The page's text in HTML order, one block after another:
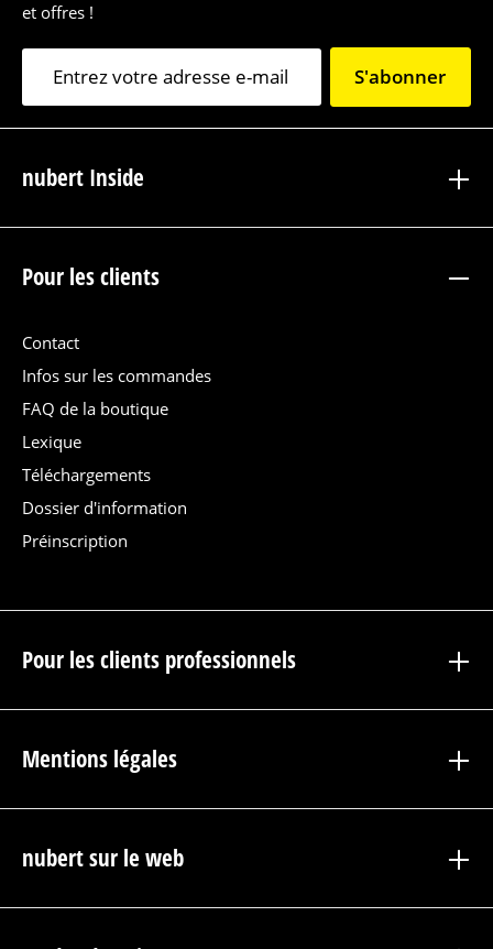
et offres !
S'abonner
nubert Inside
Pour les clients
Contact
Infos sur les commandes
FAQ de la boutique
Lexique
Téléchargements
Dossier d'information
Préinscription
Pour les clients professionnels
Mentions légales
nubert sur le web